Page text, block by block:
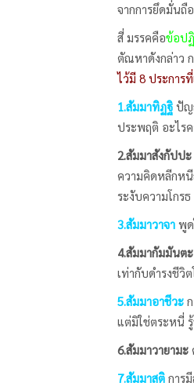
จากการยึดมั่นถื
สี่ มรรคคือข้อป
ตัณหาดังกล่าว
ไว้มี 8 ประการ
1.สัมมาทิฏฐิ ปัญ
ประพฤติ อะไร
2.สัมมาสังกัปปะ
ความคิดหลีกหนี
ระงับความโกร
3.สัมมาวาจา พูด
4.สัมมากัมมันตะ
เท่ากับดำรงชีวิ
5.สัมมาอาชีวะ
แต่มิใช่ตระหนี่
6.สัมมาวายามะ
7.สัมมาสติ การ